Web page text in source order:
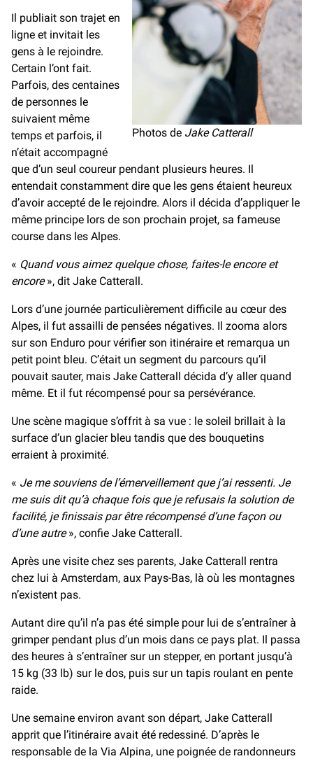
Photos de Jake Catterall
Il publiait son trajet en
ligne et invitait les
gens à le rejoindre.
Certain l’ont fait.
Parfois, des centaines
de personnes le
suivaient même
temps et parfois, il
n’était accompagné
que d’un seul coureur pendant plusieurs heures. Il
entendait constamment dire que les gens étaient heureux
d’avoir accepté de le rejoindre. Alors il décida d’appliquer le
même principe lors de son prochain projet, sa fameuse
course dans les Alpes.
« Quand vous aimez quelque chose, faites-le encore et
encore», dit Jake Catterall.
Lors d’une journée particulièrement difficile au cœur des
Alpes, il fut assailli de pensées négatives. Il zooma alors
sur son Enduro pour vérifier son itinéraire et remarqua un
petit point bleu. C’était un segment du parcours qu’il
pouvait sauter, mais Jake Catterall décida d’y aller quand
même. Et il fut récompensé pour sa persévérance.
Une scène magique s’offrit à sa vue : le soleil brillait à la
surface d’un glacier bleu tandis que des bouquetins
erraient à proximité.
« Je me souviens de l’émerveillement que j’ai ressenti. Je
me suis dit qu’à chaque fois que je refusais la solution de
facilité, je finissais par être récompensé d’une façon ou
d’une autre», confie Jake Catterall.
Après une visite chez ses parents, Jake Catterall rentra
chez lui à Amsterdam, aux Pays-Bas, là où les montagnes
n’existent pas.
Autant dire qu’il n’a pas été simple pour lui de s’entraîner à
grimper pendant plus d’un mois dans ce pays plat. Il passa
des heures à s’entraîner sur un stepper, en portant jusqu’à
15 kg (33 lb) sur le dos, puis sur un tapis roulant en pente
raide.
Une semaine environ avant son départ, Jake Catterall
apprit que l’itinéraire avait été redessiné. D’après le
responsable de la Via Alpina, une poignée de randonneurs